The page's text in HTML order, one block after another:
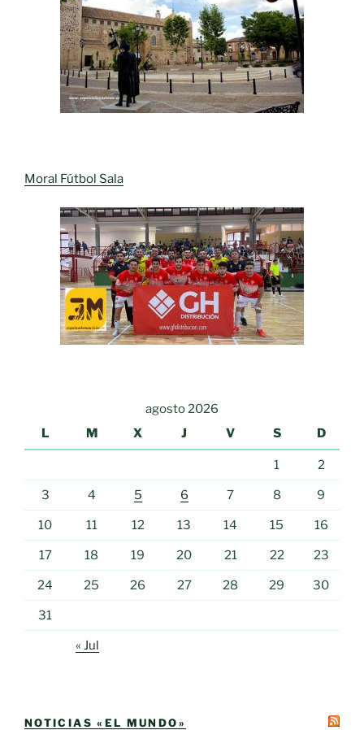
Moral Fútbol Sala
agosto 2026
L
M X J V S D
1 2
3 4 5 6 7 8 9
10 11 12 13 14 15 16
17 18 19 20 21 22 23
24 25 26 27 28 29 30
31
« Jul
NOTICIAS «EL MUNDO»